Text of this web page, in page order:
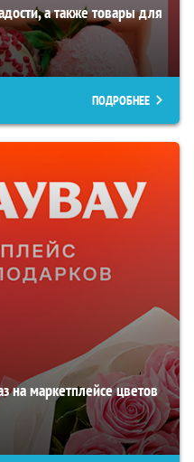
а также товары для
ПОДРОБНЕЕ
на маркетплейсе цветов